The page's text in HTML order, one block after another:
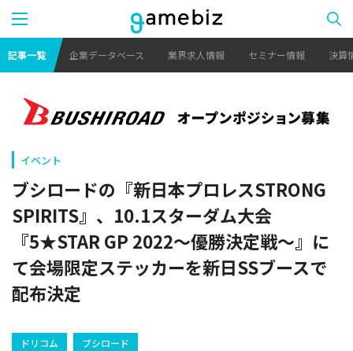
記事一覧 企業データベース 業界求人情報 セミナー情報 決算
イベント
ブシロードの『新日本プロレスSTRONG
SPIRITS』、10.1スターダム大会
『5★STAR GP 2022～優勝決定戦～』に
て会場限定ステッカーを新日SSブースで
配布決定
ドリコム
ブシロード